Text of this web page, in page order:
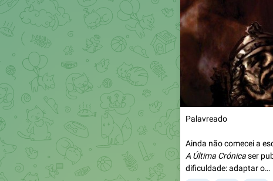
Palavreado
Ainda não comecei a
A Última Crónicaser
dificuldade: adaptar o…